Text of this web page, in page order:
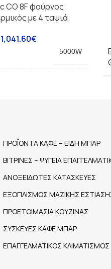
CO 8F φούρνος
με 4 ταψιά
1,041.60€
5000W
ΠΡΟΪΟΝΤΑ ΚΑΦΕ – ΕΙΔΗ ΜΠΑΡ
ΒΙΤΡΙΝΕΣ – ΨΥΓΕΙΑ
ΑΝΟΞΕΙΔΩΤΕΣ ΚΑΤΑΣΚΕΥΕΣ
ΕΞΟΠΛΙΣΜΟΣ ΜΑΖΙΚΗΣ
ΠΡΟΕΤΟΙΜΑΣΙΑ ΚΟΥΖΙΝΑΣ
ΣΥΣΚΕΥΕΣ ΚΑΦΕ ΜΠΑΡ
ΕΠΑΓΓΕΛΜΑΤΙΚΟΣ ΚΛΙΜΑΤΙΣΜΟΣ